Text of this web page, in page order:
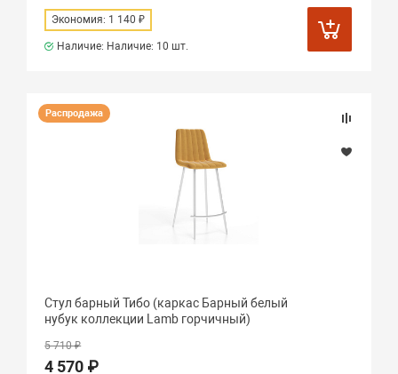
Экономия: 1 140 ₽
Наличие: Наличие: 10 шт.
Распродажа
Стул барный Тибо (каркас Барный белый
нубук коллекции Lamb горчичный)
5 710 ₽
4 570 ₽